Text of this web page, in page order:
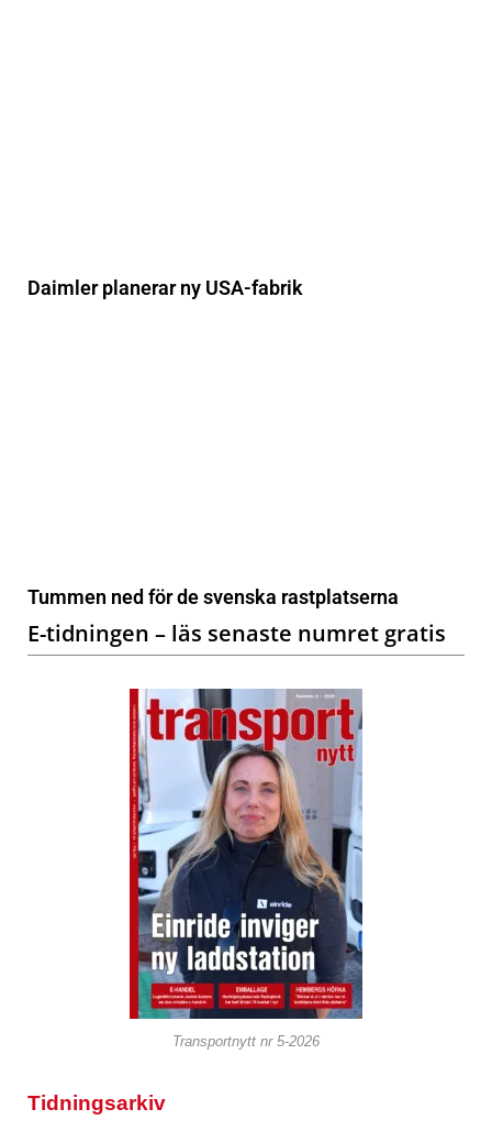
Daimler planerar ny USA-fabrik
Tummen ned för de svenska rastplatserna
E-tidningen – läs senaste numret gratis
Transportnytt nr 5-2026
Tidningsarkiv